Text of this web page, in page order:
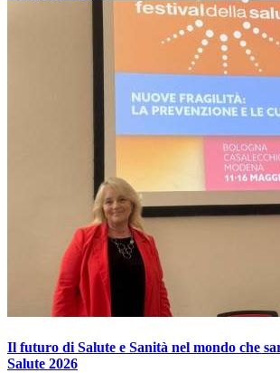
Il futuro di Salute e Sanità nel mondo che
Salute 2026